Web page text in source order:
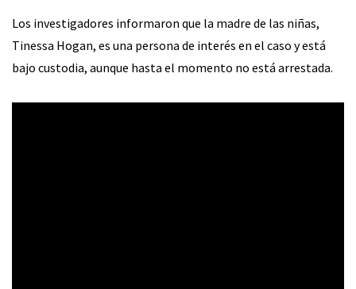
Los investigadores informaron que la madre de las niñas,
Tinessa Hogan, es una persona de interés en el caso y está
bajo custodia, aunque hasta el momento no está arrestada.